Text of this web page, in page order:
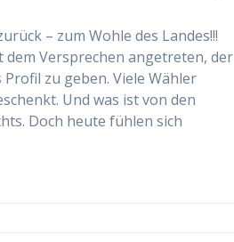
– zum Wohle des Landes!!!
Versprechen angetreten, der
zu geben. Viele Wähler
Und was ist von den
Doch heute fühlen sich